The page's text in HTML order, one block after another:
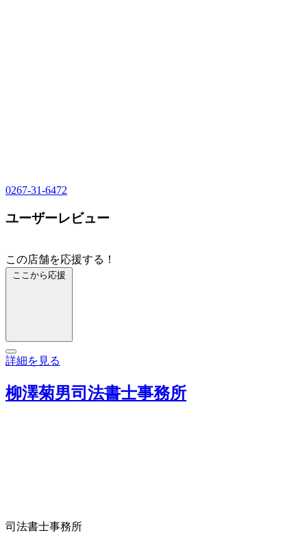
0267-31-6472
ユーザーレビュー
この店舗を応援する！
ここから応援
詳細を見る
柳澤菊男司法書士事務所
司法書士事務所